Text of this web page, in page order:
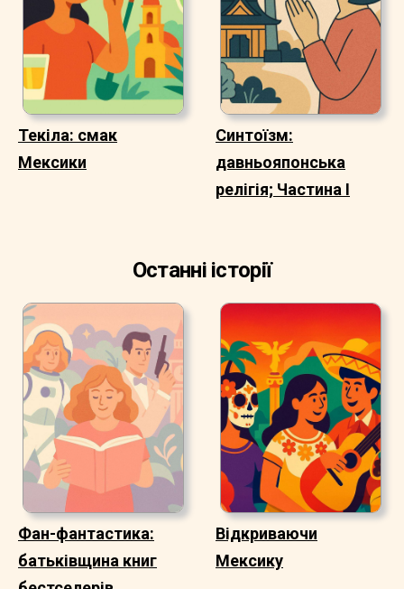
Текіла: смак
Мексики
Синтоїзм:
давньояпонська
релігія; Частина I
Останні історії
Фан-фантастика:
батьківщина книг
Відкриваючи
Мексику